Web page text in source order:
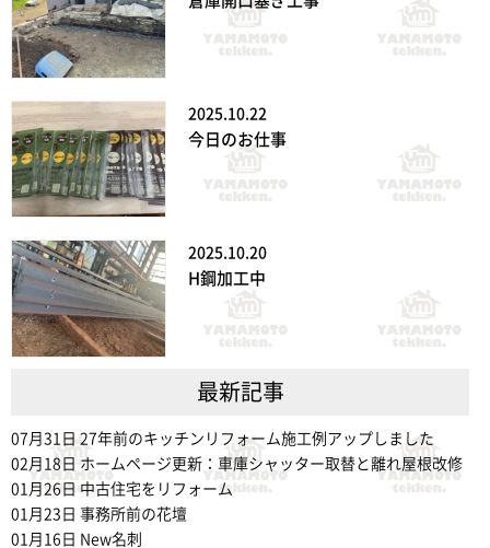
2025.10.22
今日のお仕事
2025.10.20
H鋼加工中
最新記事
07月31日 27年前のキッチンリフォーム施工例アップしました
02月18日 ホームページ更新：車庫シャッター取替と離れ屋根改修
01月26日 中古住宅をリフォーム
01月23日 事務所前の花壇
01月16日 New名刺